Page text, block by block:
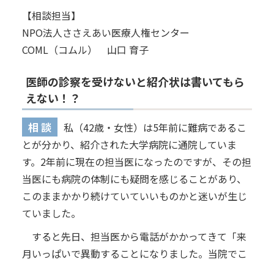
【相談担当】
NPO法人ささえあい医療人権センター
COML（コムル） 山口 育子
医師の診察を受けないと紹介状は書いてもら
えない！？
相 談
私（42歳・女性）は5年前に難病であるこ
とが分かり、紹介された大学病院に通院していま
す。2年前に現在の担当医になったのですが、その担
当医にも病院の体制にも疑問を感じることがあり、
このままかかり続けていていいものかと迷いが生じ
ていました。
すると先日、担当医から電話がかかってきて「来
月いっぱいで異動することになりました。当院でこ